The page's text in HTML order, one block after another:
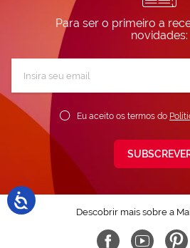
Para ser o primeiro a
novidades:
Newsletter:
Eu aceito os termos do
Descobrir mais sobre a